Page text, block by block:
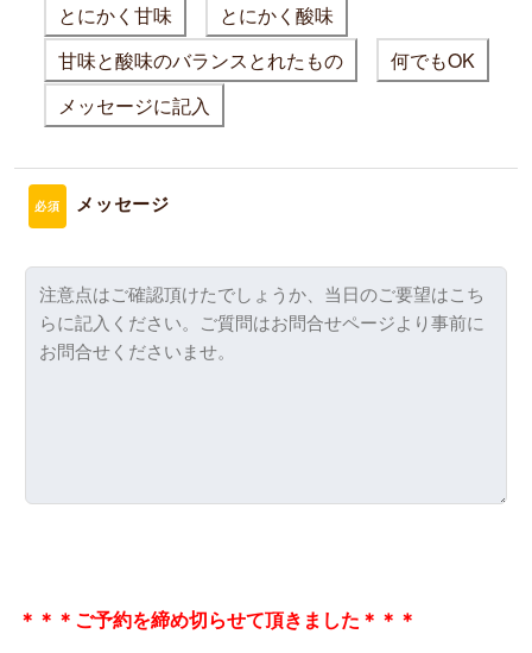
とにかく甘味
とにかく酸味
甘味と酸味のバランスとれたもの
何でもOK
メッセージに記入
必須 メッセージ
＊＊＊ご予約を締め切らせて頂きました＊＊＊